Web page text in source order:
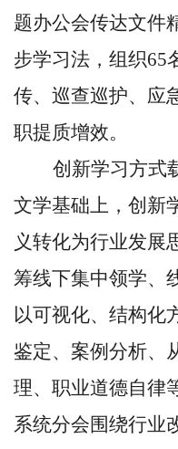
题办公会传达文件
步学习法，组织65
传、巡查巡护、应
职提质增效。
创新学习方式
文学基础上，创新
义转化为行业发展
筹线下集中领学、
以可视化、结构化
鉴定、案例分析、
理、职业道德自律
系统分会围绕行业